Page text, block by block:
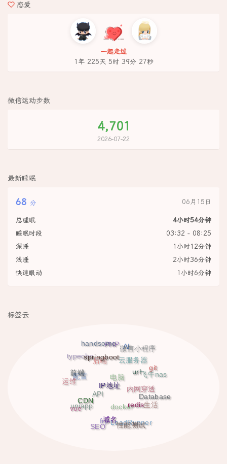
恋爱
一起走过
1年 225天 5时 39分 27秒
微信运动步数
4,701
2026-07-22
最新睡眠
68 分 06月15日
总睡眠
4小时54分钟
睡眠时段
03:32 - 08:25
深睡
1小时12分钟
浅睡
2小时36分钟
快速眼动
1小时6分钟
标签云
typecho
handsome
PHP
后端
配置
运维
前端
springboot
AI
微信小程序
云服务器
电脑
API
uniapp
vue
CDN
IP地址
url
git
飞牛nas
内网穿透
docker
frp
SEO
域名
redis
Database
生活
LoadRunner
性能测试